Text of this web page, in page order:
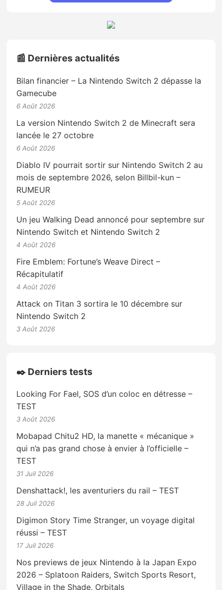
📰 Dernières actualités
Bilan financier – La Nintendo Switch 2 dépasse la
Gamecube
6 Août 2026
La version Nintendo Switch 2 de Minecraft sera
lancée le 27 octobre
6 Août 2026
Diablo IV pourrait sortir sur Nintendo Switch 2 au
mois de septembre 2026, selon Billbil-kun –
RUMEUR
5 Août 2026
Un jeu Walking Dead annoncé pour septembre sur
Nintendo Switch et Nintendo Switch 2
4 Août 2026
Fire Emblem: Fortune’s Weave Direct –
Récapitulatif
4 Août 2026
Attack on Titan 3 sortira le 10 décembre sur
Nintendo Switch 2
3 Août 2026
✒️ Derniers tests
Looking For Fael, SOS d’un coloc en détresse –
TEST
3 Août 2026
Mobapad Chitu2 HD, la manette « mécanique »
qui n’a pas grand chose à envier à l’officielle –
TEST
31 Juil 2026
Denshattack!, les aventuriers du rail – TEST
28 Juil 2026
Digimon Story Time Stranger, un voyage digital
réussi – TEST
17 Juil 2026
Nos previews de jeux Nintendo à la Japan Expo
2026 – Splatoon Raiders, Switch Sports Resort,
Village in the Shade, Orbitals